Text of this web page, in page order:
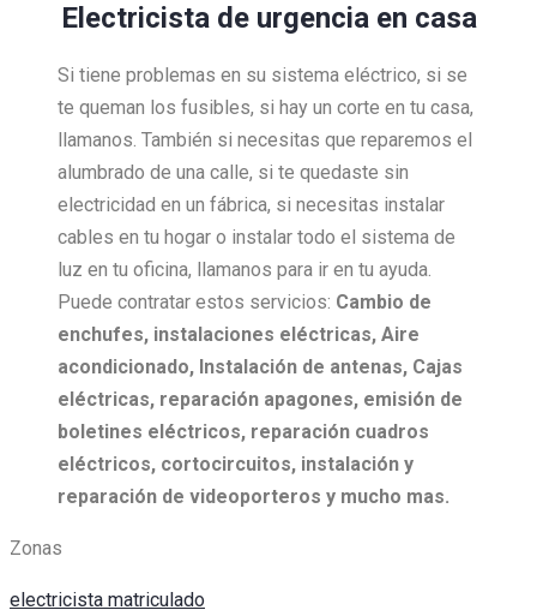
Electricista de urgencia en casa
Si tiene problemas en su sistema eléctrico, si se
te queman los fusibles, si hay un corte en tu casa,
llamanos. También si necesitas que reparemos el
alumbrado de una calle, si te quedaste sin
electricidad en un fábrica, si necesitas instalar
cables en tu hogar o instalar todo el sistema de
luz en tu oficina, llamanos para ir en tu ayuda.
Puede contratar estos servicios: Cambio de
enchufes, instalaciones eléctricas, Aire
acondicionado, Instalación de antenas, Cajas
eléctricas, reparación apagones, emisión de
boletines eléctricos, reparación cuadros
eléctricos, cortocircuitos, instalación y
reparación de videoporteros y mucho mas.
Zonas
electricista matriculado